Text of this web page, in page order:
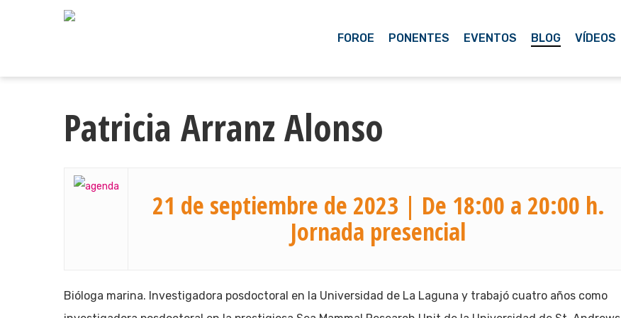
content
FOROE PONENTES EVENTOS BLOG VÍDEOS
Patricia Arranz Alonso
21 de septiembre de 2023 | De 18:00 a 20:00 h.
Jornada presencial
Bióloga marina. Investigadora posdoctoral en la Universidad de La Laguna y trabajó cuatro años como